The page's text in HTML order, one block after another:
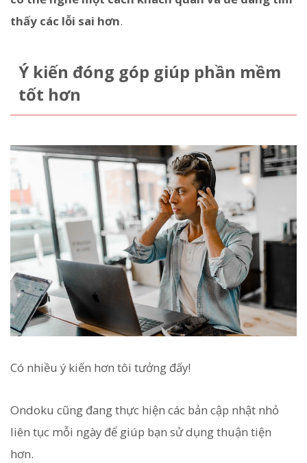
thấy các lỗi sai hơn.
Ý kiến đóng góp giúp phần mềm
tốt hơn
Có nhiều ý kiến hơn tôi tưởng đấy!
Ondoku cũng đang thực hiện các bản cập nhật nhỏ
liên tục mỗi ngày để giúp bạn sử dụng thuận tiện
hơn.